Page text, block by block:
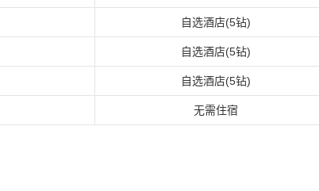
自选酒店(5钻)
自选酒店(5钻)
自选酒店(5钻)
无需住宿